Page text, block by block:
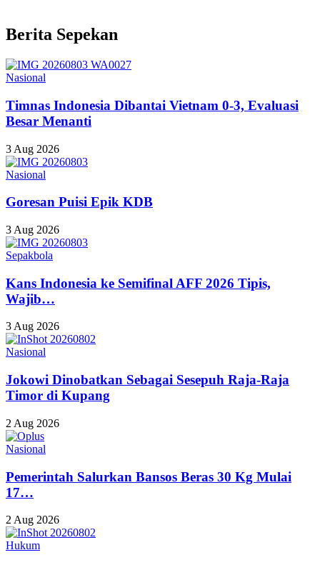
Berita Sepekan
Nasional
Timnas Indonesia Dibantai Vietnam 0-3, Evaluasi
Besar Menanti
3 Aug 2026
Nasional
Goresan Puisi Epik KDB
3 Aug 2026
Sepakbola
Kans Indonesia ke Semifinal AFF 2026 Tipis,
Wajib…
3 Aug 2026
Nasional
Jokowi Dinobatkan Sebagai Sesepuh Raja-Raja
Timor di Kupang
2 Aug 2026
Nasional
Pemerintah Salurkan Bansos Beras 30 Kg Mulai
17…
2 Aug 2026
Hukum